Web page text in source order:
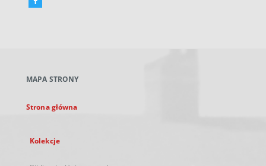
karcie
MAPA STRONY
Strona główna
Kolekcje